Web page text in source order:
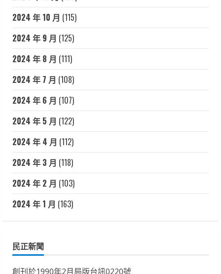
2024 年 10 月 (115)
2024 年 9 月 (125)
2024 年 8 月 (111)
2024 年 7 月 (108)
2024 年 6 月 (107)
2024 年 5 月 (122)
2024 年 4 月 (112)
2024 年 3 月 (118)
2024 年 2 月 (103)
2024 年 1 月 (163)
民正新聞
創刊於1990年2月局版台訊0220號